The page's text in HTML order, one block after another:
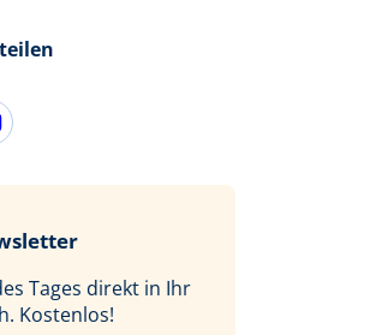
Tages direkt in Ihr
Kostenlos!